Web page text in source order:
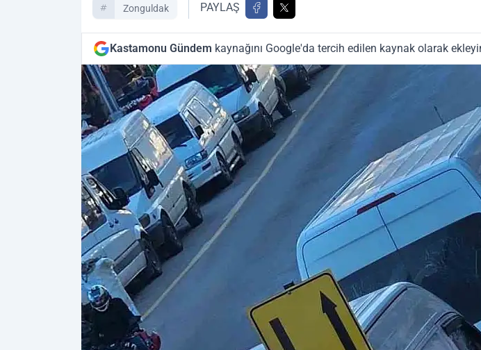
Zonguldak PAYLAŞ
Kastamonu Gündem kaynağını Google'da tercih edilen kaynak olarak